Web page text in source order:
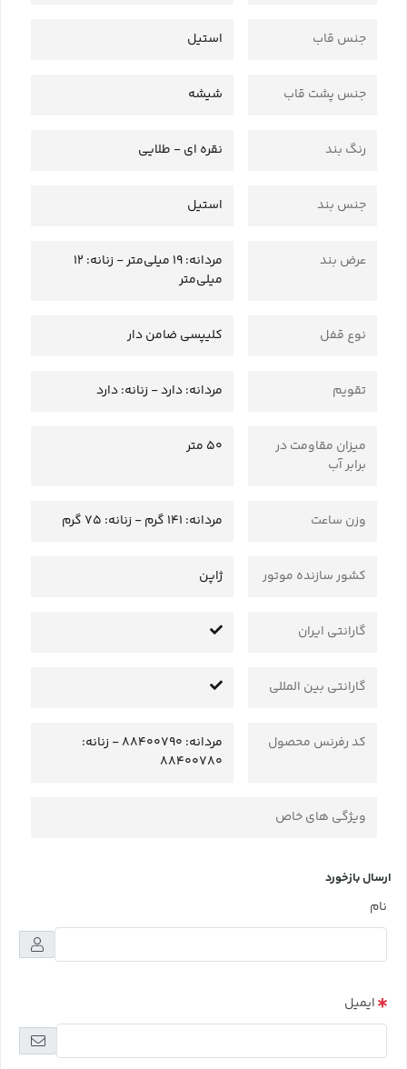
جنس قاب استیل
جنس پشت قاب شیشه
رنگ بند نقره ای - طلایی
جنس بند استیل
عرض بند
مردانه: 19 میلی‌متر - زنانه: 12
میلی‌متر
نوع قفل کلیپسی ضامن دار
تقویم مردانه: دارد - زنانه: دارد
میزان مقاومت در
برابر آب
50 متر
وزن ساعت مردانه: 141 گرم - زنانه: 75 گرم
کشور سازنده موتور ژاپن
گارانتی ایران
گارانتی بین المللی
کد رفرنس محصول
مردانه: 88400790 - زنانه:
88400780
ویژگی های خاص
ارسال بازخورد
نام
ایمیل